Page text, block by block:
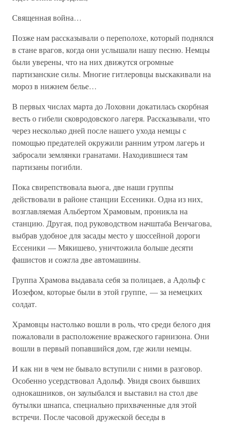
Священная война…
Позже нам рассказывали о переполохе, который поднялся
в стане врагов, когда они услышали нашу песню. Немцы
были уверены, что на них движутся огромные
партизанские силы. Многие гитлеровцы выскакивали на
мороз в нижнем белье…
В первых числах марта до Лоховни докатилась скорбная
весть о гибели сковродовского лагеря. Рассказывали, что
через несколько дней после нашего ухода немцы с
помощью предателей окружили ранним утром лагерь и
забросали землянки гранатами. Находившиеся там
партизаны погибли.
Пока свирепствовала вьюга, две наши группы
действовали в районе станции Ессеники. Одна из них,
возглавляемая Альбертом Храмовым, проникла на
станцию. Другая, под руководством начштаба Венчагова,
выбрав удобное для засады место у шоссейной дороги
Ессеники — Мякишево, уничтожила больше десяти
фашистов и сожгла две автомашины.
Группа Храмова выдавала себя за полицаев, а Адольф с
Иозефом, которые были в этой группе, — за немецких
солдат.
Храмовцы настолько вошли в роль, что среди белого дня
пожаловали в расположение вражеского гарнизона. Они
вошли в первый попавшийся дом, где жили немцы.
И как ни в чем не бывало вступили с ними в разговор.
Особенно усердствовал Адольф. Увидя своих бывших
однокашников, он заулыбался и выставил на стол две
бутылки шнапса, специально прихваченные для этой
встречи. После часовой дружеской беседы в